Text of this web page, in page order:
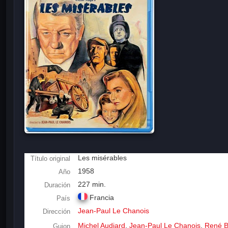
Título original Les misérables
Año 1958
Duración 227 min.
País Francia
Dirección Jean-Paul Le Chanois
Guion Michel Audiard Jean-Paul Le Chanois René